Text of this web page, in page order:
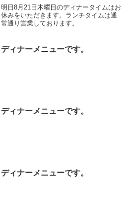
す。ありがとうございます。
明日8月21日木曜日のディナータイムはお
休みをいただきます。ランチタイムは通
常通り営業しております。￼
ディナーメニューです。
ディナーメニューです。
ディナーメニューです。